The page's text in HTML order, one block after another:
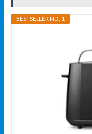
BESTSELLER NO. 1